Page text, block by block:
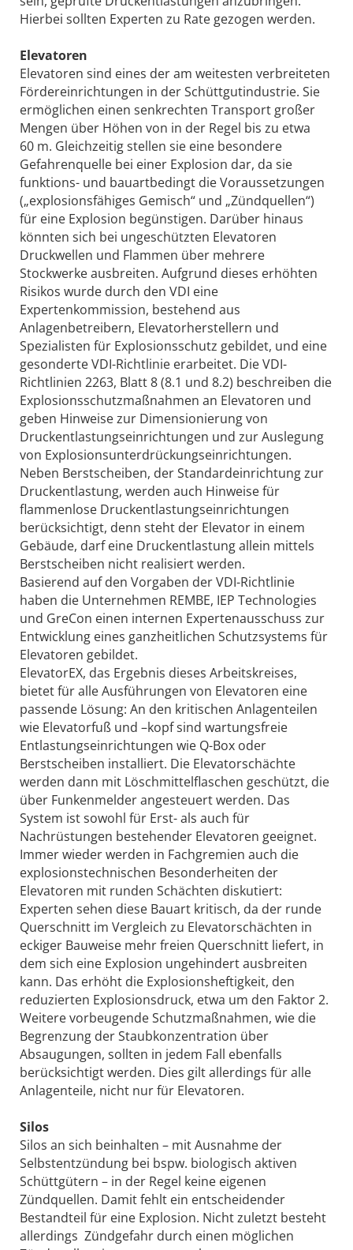
Hierbei sollten Experten zu Rate gezogen werden.
Elevatoren
Elevatoren sind eines der am weitesten verbreiteten
Fördereinrichtungen in der Schüttgut­industrie. Sie
ermöglichen einen senkrechten Transport großer
Mengen über Höhen von in der Regel bis zu etwa
60 m. Gleichzeitig stellen sie eine besondere
Gefahrenquelle bei einer Explosion dar, da sie
funktions- und bauartbedingt die Voraussetzungen
(„explosionsfähiges Gemisch“ und „Zündquellen“)
für eine Explosion begünstigen. Darüber hinaus
könnten sich bei ungeschützten Elevatoren
Druckwellen und Flammen über mehrere
Stockwerke ausbreiten. Aufgrund dieses erhöhten
Risikos wurde durch den VDI eine
Expertenkommission, bestehend aus
Anlagenbetreibern, Elevatorherstellern und
Spezialisten für Explosionsschutz gebildet, und eine
gesonderte VDI-Richt­linie erarbeitet. Die VDI-
Richtlinien 2263, Blatt 8 (8.1 und 8.2) beschreiben die
Explosionsschutzmaßnahmen an Elevatoren und
geben Hinweise zur Dimensionierung von
Druckentlastungseinrichtungen und zur Auslegung
von Explosionsunterdrückungseinrichtungen.
Neben Berstscheiben, der Standardeinrichtung zur
Druckentlastung, werden auch Hinweise für
flammenlose Druckentlastungseinrichtungen
berücksichtigt, denn steht der Elevator in einem
Gebäude, darf eine Druck­entlastung allein mittels
Berstscheiben nicht realisiert werden.
Basierend auf den Vorgaben der VDI-Richtlinie
haben die Unternehmen REMBE, IEP Technologies
und GreCon einen internen Expertenausschuss zur
Entwicklung eines ganzheitlichen Schutzsystems für
Elevatoren gebildet.
ElevatorEX, das Ergebnis dieses Arbeitskreises,
bietet für alle Ausführungen von Elevatoren eine
passende Lösung: An den kritischen Anlagenteilen
wie Elevatorfuß und –kopf sind wartungsfreie
Entlastungseinrichtungen wie Q-Box oder
Berstscheiben installiert. Die Elevatorschächte
werden dann mit Löschmittelflaschen geschützt, die
über Funkenmelder angesteuert werden. Das
System ist sowohl für Erst- als auch für
Nachrüstungen bestehender Elevatoren geeignet.
Immer wieder werden in Fachgremien auch die
explosionstechnischen Besonderheiten der
Elevatoren mit runden Schächten diskutiert:
Experten sehen diese Bauart kritisch, da der runde
Querschnitt im Vergleich zu Elevatorschächten in
eckiger Bauweise mehr freien Querschnitt liefert, in
dem sich eine Explosion ungehindert ausbreiten
kann. Das erhöht die Explosionsheftigkeit, den
reduzierten Explosionsdruck, etwa um den Faktor 2.
Weitere vorbeugende Schutzmaßnahmen, wie die
Begrenzung der Staubkonzentration über
Absaugungen, sollten in jedem Fall ebenfalls
berücksichtigt werden. Dies gilt allerdings für alle
Anlagenteile, nicht nur für Elevatoren.
Silos
Silos an sich beinhalten – mit Ausnahme der
Selbstentzündung bei bspw. biologisch aktiven
Schüttgütern – in der Regel keine eigenen
Zündquellen. Damit fehlt ein entscheidender
Bestandteil für eine Explosion. Nicht zuletzt besteht
allerdings Zündgefahr durch einen möglichen